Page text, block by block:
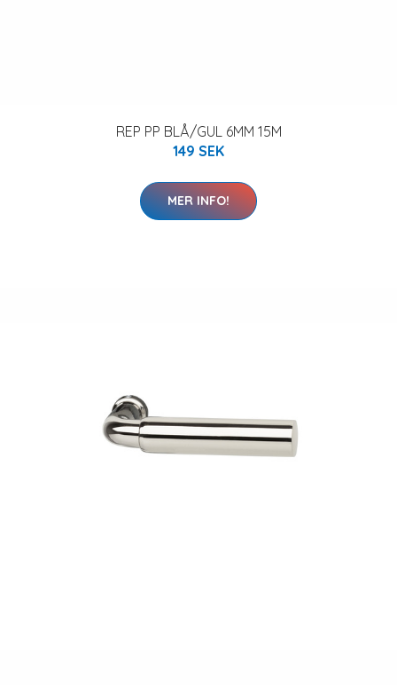
REP PP BLÅ/GUL 6MM 15M
149 SEK
MER INFO!